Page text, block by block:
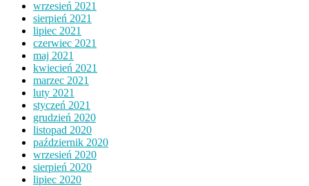
wrzesień 2021
sierpień 2021
lipiec 2021
czerwiec 2021
maj 2021
kwiecień 2021
marzec 2021
luty 2021
styczeń 2021
grudzień 2020
listopad 2020
październik 2020
wrzesień 2020
sierpień 2020
lipiec 2020